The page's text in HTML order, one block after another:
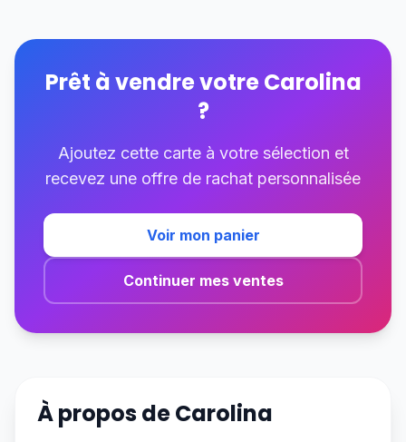
Prêt à vendre votreCarolina
?
Ajoutez cette carte à votre sélection et
recevez une offre de rachat personnalisée
Voir mon panier
Continuer mes ventes
À propos deCarolina